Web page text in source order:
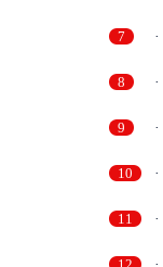
7
8
9
10
11